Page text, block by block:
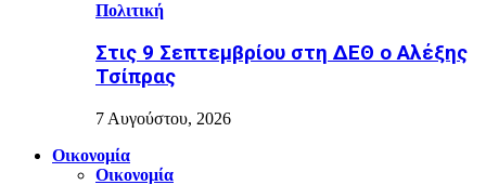
Πολιτική
Στις 9 Σεπτεμβρίου στη ΔΕΘ ο Αλέξης
Τσίπρας
7 Αυγούστου, 2026
Οικονομία
Οικονομία